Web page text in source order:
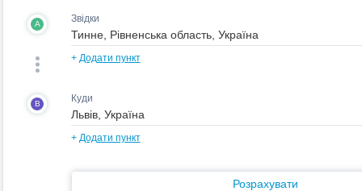
A Звідки
+ Додати пункт
B Куди
+ Додати пункт
Розрахувати